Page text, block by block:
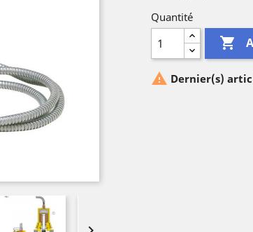
Quantité

 Dernier(s)